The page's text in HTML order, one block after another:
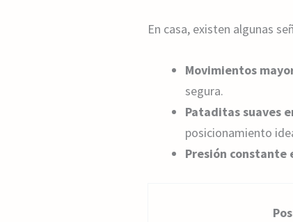
En casa, existen algunas
Movimientos
segura.
Pataditas suaves
posicionamiento
Presión constante